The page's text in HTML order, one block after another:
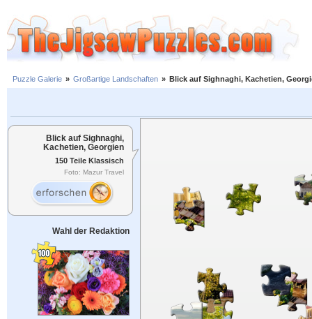
Puzzle Galerie » Großartige Landschaften » Blick auf Sighnaghi, Kachetien,
Blick auf Sighnaghi,
Kachetien, Georgien
150 Teile Klassisch
Foto: Mazur Travel
Wahl der Redaktion